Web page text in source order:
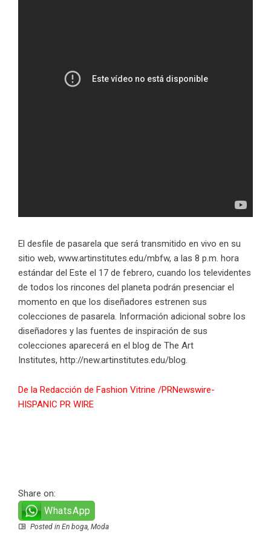
El desfile de pasarela que será transmitido en vivo en su
sitio web, www.artinstitutes.edu/mbfw, a las 8 p.m. hora
estándar del Este el 17 de febrero, cuando los televidentes
de todos los rincones del planeta podrán presenciar el
momento en que los diseñadores estrenen sus
colecciones de pasarela. Información adicional sobre los
diseñadores y las fuentes de inspiración de sus
colecciones aparecerá en el blog de The Art
Institutes, http://new.artinstitutes.edu/blog.
De la Redacción de Fashion Vitrine /PRNewswire-
HISPANIC PR WIRE
Share on:
WhatsApp
Posted in En boga, Moda